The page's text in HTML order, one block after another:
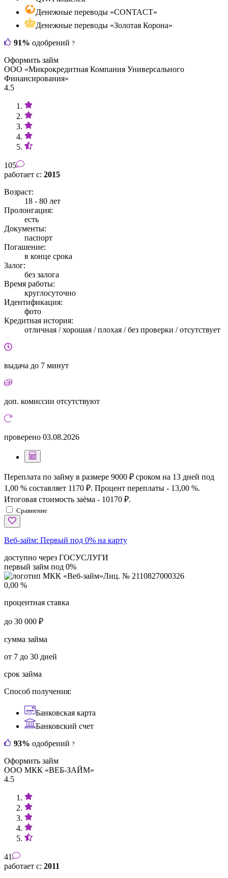
Денежные переводы «CONTACT»
Денежные переводы «Золотая Корона»
91% одобрений ?
Оформить займ
ООО «Микрокредитная Компания Универсального
Финансирования»
4.5
105
работает с: 2015
Возраст:
18 - 80 лет
Пролонгация:
есть
Документы:
паспорт
Погашение:
в конце срока
Залог:
без залога
Время работы:
круглосуточно
Идентификация:
фото
Кредитная история:
отличная / хорошая / плохая / без проверки / отсутствует
выдача до 7 минут
доп. комиссии отсутствуют
проверено 03.08.2026
Переплата по займу в размере 9000 ₽ сроком на 13 дней под
1,00 % составляет 1170 ₽. Процент переплаты - 13,00 %.
Итоговая стоимость заёма - 10170 ₽.
Сравнение
Веб-займ: Первый под 0% на карту
доступно через ГОСУСЛУГИ
первый займ под 0%
Лиц. № 2110827000326
0,00 %
процентная ставка
до 30 000 ₽
сумма займа
от 7 до 30 дней
срок займа
Способ получения:
Банковская карта
Банковский счет
93% одобрений ?
Оформить займ
ООО МКК «ВЕБ-ЗАЙМ»
4.5
41
работает с: 2011